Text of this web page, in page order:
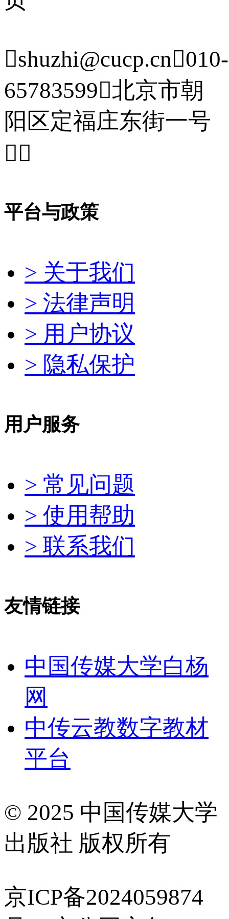
shuzhi@cucp.cn010-
65783599北京市朝
阳区定福庄东街一号

平台与政策
> 关于我们
> 法律声明
> 用户协议
> 隐私保护
用户服务
> 常见问题
> 使用帮助
> 联系我们
友情链接
中国传媒大学白杨
网
中传云教数字教材
平台
© 2025 中国传媒大学
出版社 版权所有
京ICP备2024059874